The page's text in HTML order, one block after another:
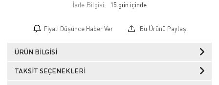
İade Bilgisi:
Fiyatı Düşünce Haber Ver Bu Ürünü Paylaş
ÜRÜN BILGISI
TAKSIT SEÇENEKLERI